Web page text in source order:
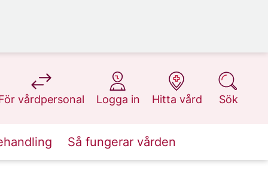
vårdpersonal
på 1177.se
Logga in
på 1177.se
Hitta vård
på 1177.se
Sök
på 1177.se
Så fungerar vården